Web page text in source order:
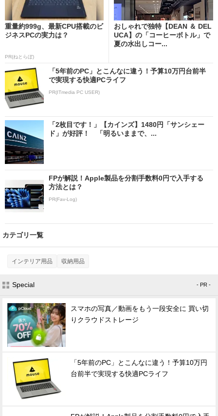
重量約999g、最新CPU搭載のビ
ジネスPCの実力は？
PR(ねとらぼ)
おしゃれで独特【DEAN ＆ DEL
UCA】の「コーヒーボトル」で
夏の水出しコー...
「5年前のPC」とこんなに違う！予算10万円台前半
で実現する快適PCライフ
PR(ITmedia PC USER)
「2枚目です！」【カインズ】1480円「サンシェー
ド」が好評！ 「明るいままで、...
FPが解説！Apple製品を分割手数料0円で入手する
方法とは？
PR(Fav-Log)
カテゴリ一覧
インテリア用品 収納用品
Special - PR -
スマホの写真／動画をもう一段安全に 買い切
りクラウドストレージ
「5年前のPC」とこんなに違う！予算10万円
台前半で実現する快適PCライフ